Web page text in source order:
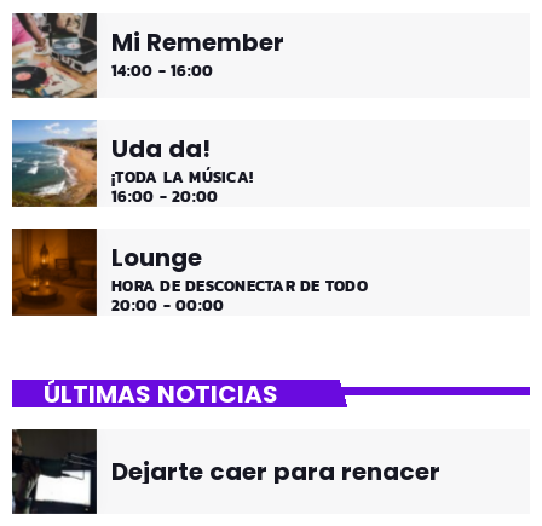
Mi Remember
14:00 - 16:00
Uda da!
¡TODA LA MÚSICA!
16:00 - 20:00
Lounge
HORA DE DESCONECTAR DE TODO
20:00 - 00:00
ÚLTIMAS NOTICIAS
Dejarte caer para renacer